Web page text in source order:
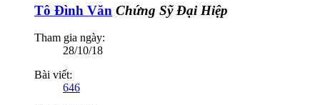
Tô Đình Văn Chứng Sỹ Đại Hiệp
Tham gia ngày:
28/10/18
Bài viết:
646